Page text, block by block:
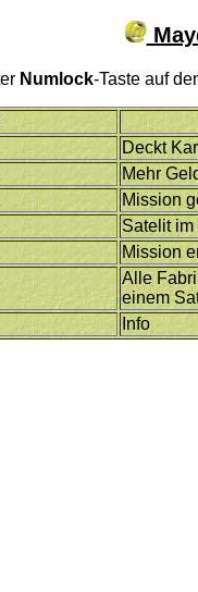
Numlock-Taste auf
Deckt
Mehr
Mission
Satelit im
Mission
Alle
einem
Info